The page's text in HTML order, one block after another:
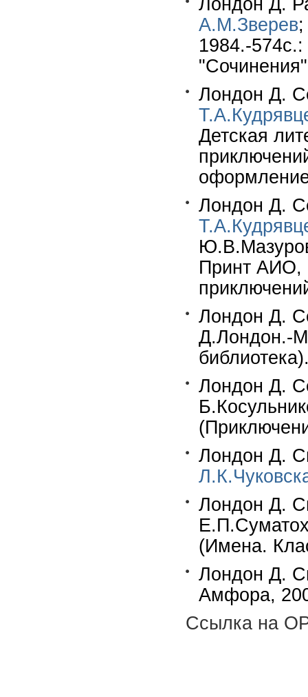
Лондон Д.
А.М.Зверев
1984.-
Лондон Д.
Детская
Лондон Д.
Принт АИО,
Лондон Д.
Д.Лондон.-
Лондон Д.
Лондон Д.
Лондон Д.
(Имена.
Лондон Д.
Амфора,
Ссылка на